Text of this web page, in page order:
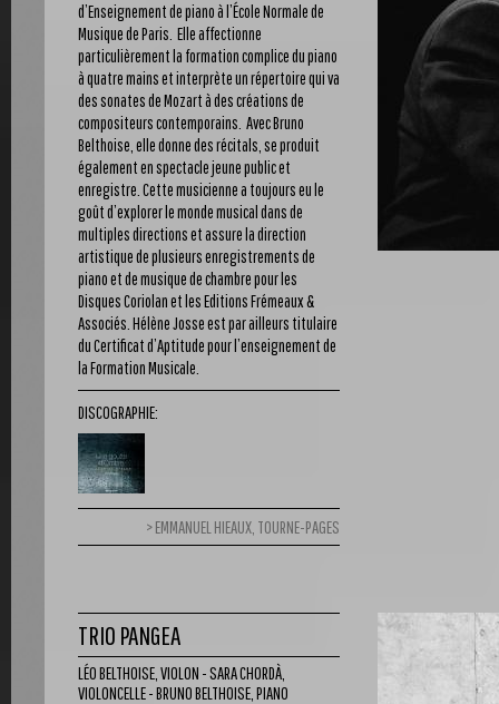
d’Enseignement de piano à l’École Normale de
Musique de Paris. Elle affectionne
particulièrement la formation complice du piano
à quatre mains et interprète un répertoire qui va
des sonates de Mozart à des créations de
compositeurs contemporains. Avec Bruno
Belthoise, elle donne des récitals, se produit
également en spectacle jeune public et
enregistre. Cette musicienne a toujours eu le
goût d’explorer le monde musical dans de
multiples directions et assure la direction
artistique de plusieurs enregistrements de
piano et de musique de chambre pour les
Disques Coriolan et les Editions Frémeaux &
Associés. Hélène Josse est par ailleurs titulaire
du Certificat d’Aptitude pour l’enseignement de
la Formation Musicale.
DISCOGRAPHIE:
EMMANUEL HIEAUX, TOURNE-PAGES
TRIO PANGEA
LÉO BELTHOISE, VIOLON - SARA CHORDÀ,
VIOLONCELLE - BRUNO BELTHOISE, PIANO